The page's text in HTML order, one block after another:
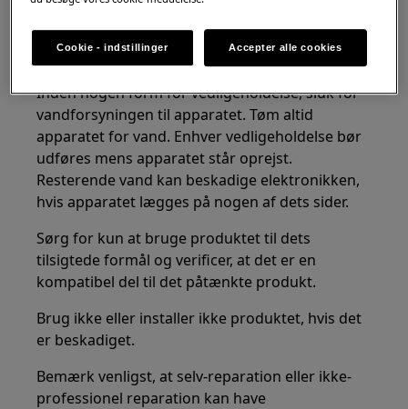
Kun voksne bør bruge eller installere produktet.
Inden nogen form for vedligeholdelse, sluk for
vandforsyningen til apparatet. Tøm altid
apparatet for vand. Enhver vedligeholdelse bør
udføres mens apparatet står oprejst.
Resterende vand kan beskadige elektronikken,
hvis apparatet lægges på nogen af dets sider.
Sørg for kun at bruge produktet til dets
tilsigtede formål og verificer, at det er en
kompatibel del til det påtænkte produkt.
Brug ikke eller installer ikke produktet, hvis det
er beskadiget.
Bemærk venligst, at selv-reparation eller ikke-
professionel reparation kan have
Cookie - indstillinger Accepter alle cookies